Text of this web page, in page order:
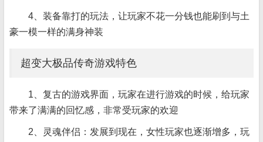
4、装备靠打的玩法，让玩家不花一分钱也能刷到与土
豪一模一样的满身神装
超变大极品传奇游戏特色
1、复古的游戏界面，玩家在进行游戏的时候，给玩家
带来了满满的回忆感，非常受玩家的欢迎
2、灵魂伴侣：发展到现在，女性玩家也逐渐增多，玩